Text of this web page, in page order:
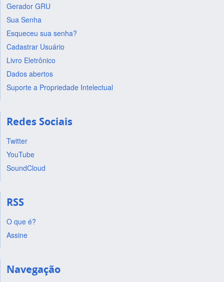
Gerador GRU
Sua Senha
Esqueceu sua senha?
Cadastrar Usuário
Livro Eletrônico
Dados abertos
Suporte a Propriedade Intelectual
Redes Sociais
Twitter
YouTube
SoundCloud
RSS
O que é?
Assine
Navegação